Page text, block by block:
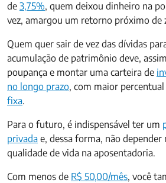
de 3,75%, quem deixou dinheiro na
vez, amargou um retorno próximo de
Quem quer sair de vez das dívidas
acumulação de patrimônio deve,
poupança e montar uma carteira de
no longo prazo, com maior
fixa.
Para o futuro, é indispensável ter um
privada e, dessa forma, não depender
qualidade de vida na aposentadoria.
Com menos de R$ 50,00/mês, você